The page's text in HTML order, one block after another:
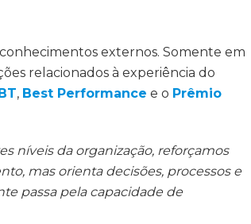
externos. Somente em
relacionados à experiência do
, Best Performance e o Prêmio
níveis da organização, reforçamos
mas orienta decisões, processos e
passa pela capacidade de